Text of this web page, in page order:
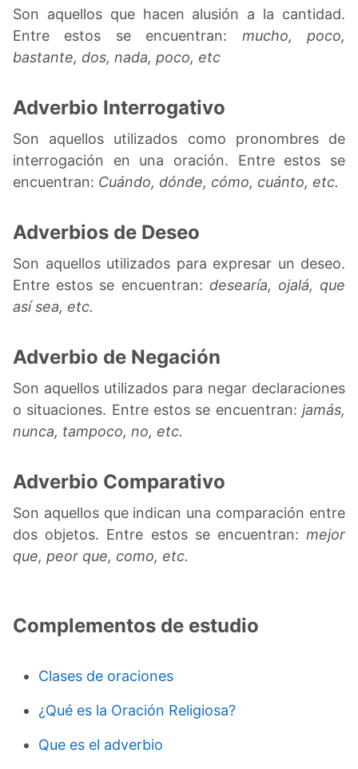
Son aquellos que hacen alusión a la cantidad.
Entre estos se encuentran: mucho, poco,
bastante, dos, nada, poco, etc
Adverbio Interrogativo
Son aquellos utilizados como pronombres de
interrogación en una oración. Entre estos se
encuentran: Cuándo, dónde, cómo, cuánto, etc.
Adverbios de Deseo
Son aquellos utilizados para expresar un deseo.
Entre estos se encuentran: desearía, ojalá, que
así sea, etc.
Adverbio de Negación
Son aquellos utilizados para negar declaraciones
o situaciones. Entre estos se encuentran: jamás,
nunca, tampoco, no, etc.
Adverbio Comparativo
Son aquellos que indican una comparación entre
dos objetos. Entre estos se encuentran: mejor
que, peor que, como, etc.
Complementos de estudio
Clases de oraciones
¿Qué es la Oración Religiosa?
Que es el adverbio